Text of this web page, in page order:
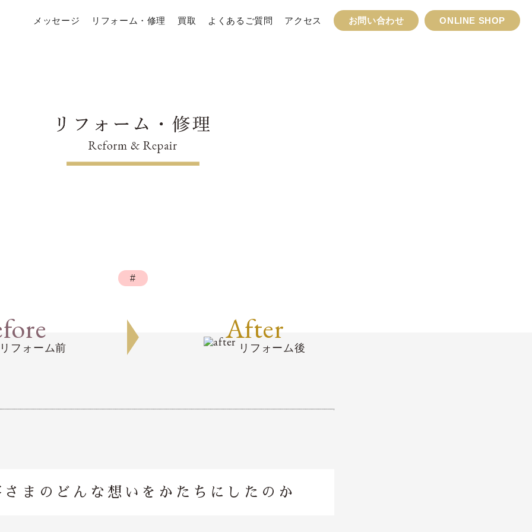
メッセージ リフォーム・修理 買取 よくあるご質問 アクセス お問い合わせ ONLINE SHOP
#
リフォーム前
After
リフォーム後
さまのどんな想いを かたちにしたのか